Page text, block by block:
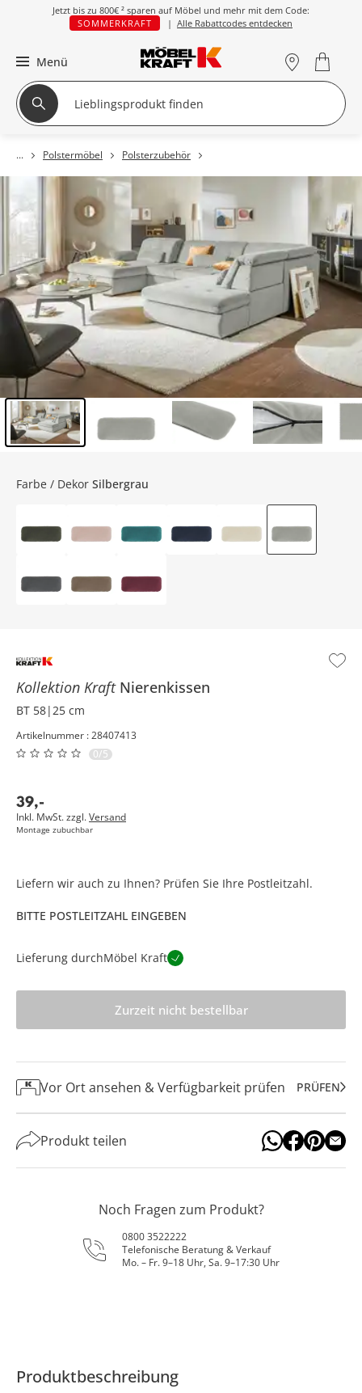
Jetzt bis zu 800€ ² sparen auf Möbel und mehr mit dem Code:
SOMMERKRAFT
| Alle Rabattcodes entdecken
Menü
Polstermöbel Polsterzubehör
Kollektion Kraft Nierenkissen
BT 58|25 cm
Artikelnummer : 28407413
0/5
39,-
Inkl. MwSt. zzgl.Versand
Montage zubuchbar
Farbe / Dekor Silbergrau
Liefern wir auch zu Ihnen? Prüfen Sie Ihre Postleitzahl.
BITTE POSTLEITZAHL EINGEBEN
Lieferung durchMöbel Kraft
Zurzeit nicht bestellbar
Vor Ort ansehen & Verfügbarkeit prüfen PRÜFEN
Produkt teilen
Noch Fragen zum Produkt?
0800 3522222
Telefonische Beratung & Verkauf
Mo. – Fr. 9–18 Uhr, Sa. 9–17:30 Uhr
Produktbeschreibung